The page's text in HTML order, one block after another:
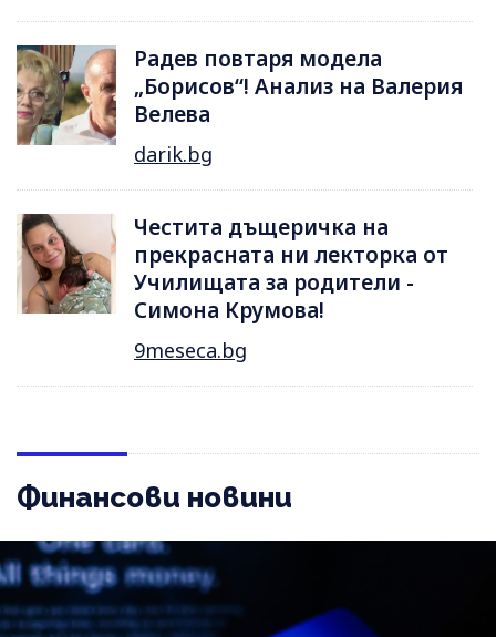
Радев повтаря модела
„Борисов“! Анализ на Валерия
Велева
darik.bg
Честита дъщеричка на
прекрасната ни лекторка от
Училищата за родители -
Симона Крумова!
9meseca.bg
Финансови новини